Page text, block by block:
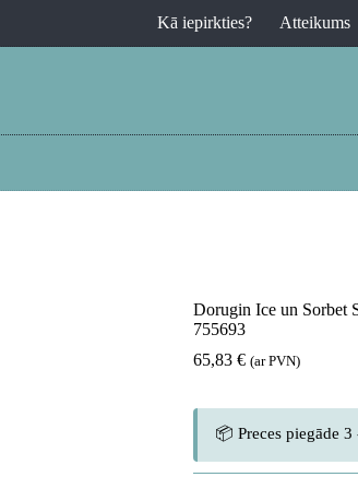
Kā iepirkties? Atteikums
Dorugin Ice un Sorbet
755693
65,83 € (ar PVN)
📦 Preces piegāde 3